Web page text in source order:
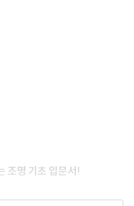
조명 기초 입문서!